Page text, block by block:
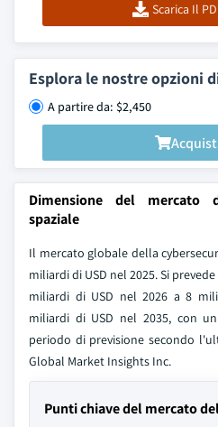
Scarica Il
Esplora le nostre opzioni
A partire da: $2,450
Dimensione del mercato
spaziale
Il mercato globale della
miliardi di USD nel 2025. Si
miliardi di USD nel 2026 a 8
miliardi di USD nel 2035, con
periodo di previsione secondo
Global Market Insights Inc.
Punti chiave del mercato